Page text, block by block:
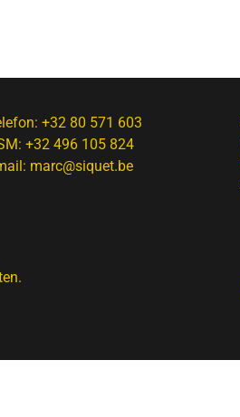
+32 80 571 603
+32 496 105 824
marc@siquet.be